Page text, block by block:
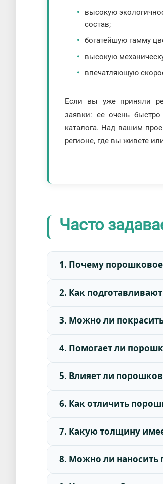
высокую
состав;
богатейшую гамму
высокую
впечатляющую
Если вы уже приняли
заявки: ее очень
каталога. Над вашим
регионе, где вы живете
Часто
1. Почему
2. Как
3. Можно ли
4. Помогает ли
5. Влияет ли
6. Как отличить
7. Какую толщину
8. Можно ли наносить